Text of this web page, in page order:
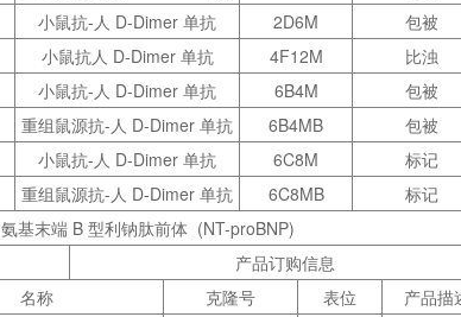
小鼠抗-人 D-Dimer 单抗 2D6M
包被
小鼠抗人 D-Dimer 单抗 4F12M
比浊
小鼠抗-人 D-Dimer 单抗 6B4M
包被
重组鼠源抗-人 D-Dimer 单抗 6B4MB
包被
小鼠抗-人 D-Dimer 单抗 6C8M
标记
重组鼠源抗-人 D-Dimer 单抗 6C8MB
标记
氨基末端 B 型利钠肽前体 (NT-proBNP)
产品订购信息
名称 克隆号 表位 产品描